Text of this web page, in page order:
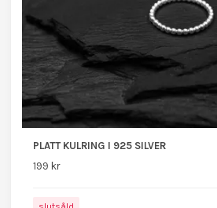
PLATT KULRING I 925 SILVER
199 kr